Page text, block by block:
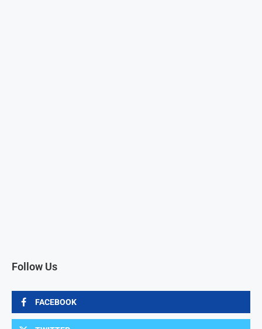
Follow Us
FACEBOOK